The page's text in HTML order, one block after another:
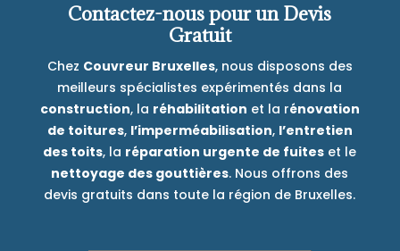
Contactez-nous pour un Devis
Gratuit
Chez Couvreur Bruxelles, nous disposons des
meilleurs spécialistes expérimentés dans la
construction, la réhabilitation et la rénovation
de toitures, l’imperméabilisation, l’entretien
des toits, la réparation urgente de fuites et le
nettoyage des gouttières. Nous offrons des
devis gratuits dans toute la région de Bruxelles.